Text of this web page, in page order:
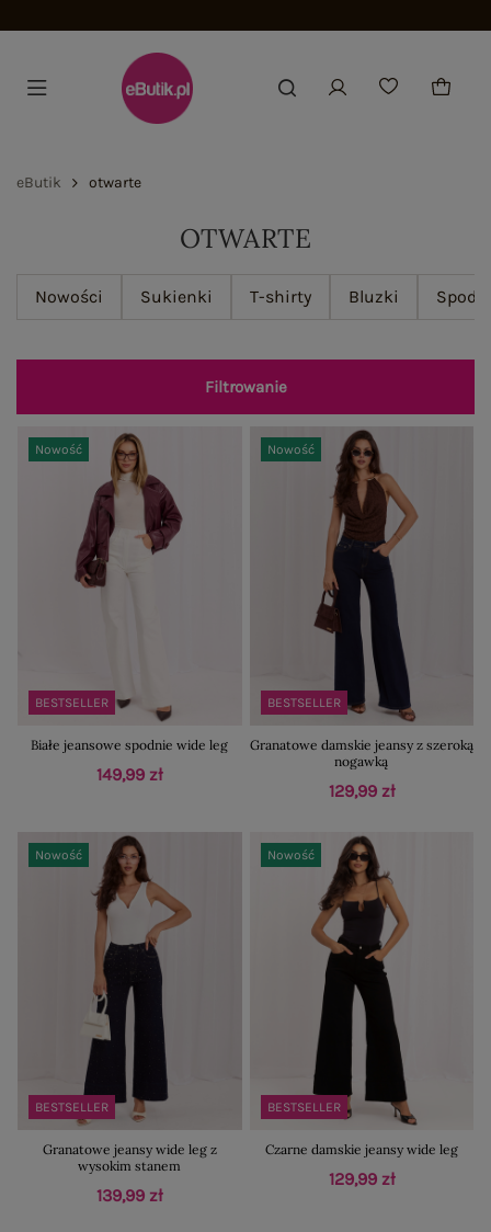
eButik otwarte
OTWARTE
Nowości Sukienki T-shirty Bluzki
Filtrowanie
BESTSELLER
Nowość
Białe jeansowe spodnie wide leg
149,99 zł
BESTSELLER
Nowość
Granatowe damskie jeansy z szeroką
nogawką
129,99 zł
BESTSELLER
Nowość
Granatowe jeansy wide leg z
wysokim stanem
139,99 zł
BESTSELLER
Nowość
Czarne damskie jeansy wide leg
129,99 zł